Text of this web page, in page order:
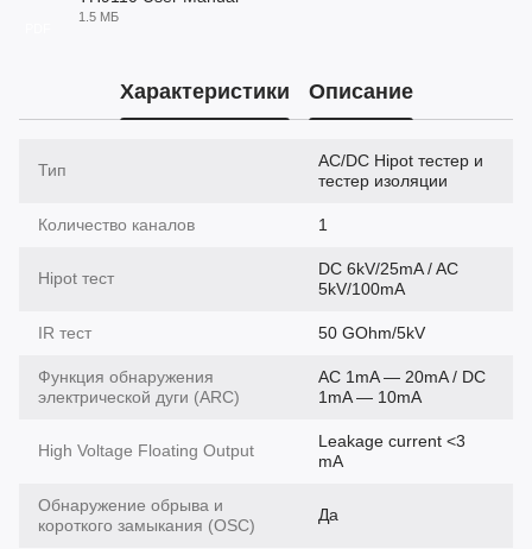
1.5 МБ
Характеристики Описание
Тип
AC/DC Hipot тестер и
тестер изоляции
Количество каналов 1
Hipot тест
DC 6kV/25mA / AC
5kV/100mA
IR тест 50 GOhm/5kV
Функция обнаружения
электрической дуги (ARC)
AC 1mA — 20mA / DC
1mA — 10mA
High Voltage Floating Output
Leakage current <3
mA
Обнаружение обрыва и
короткого замыкания (OSC)
Да